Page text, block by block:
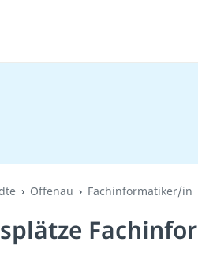
Offenau Fachinformatiker/in